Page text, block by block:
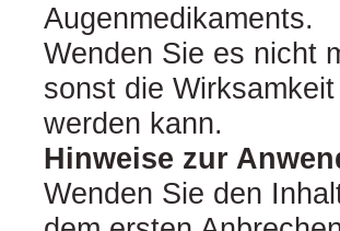
Augenmedikaments.
Wenden Sie es nicht
sonst die
werden kann.
Hinweise zur
Wenden Sie den